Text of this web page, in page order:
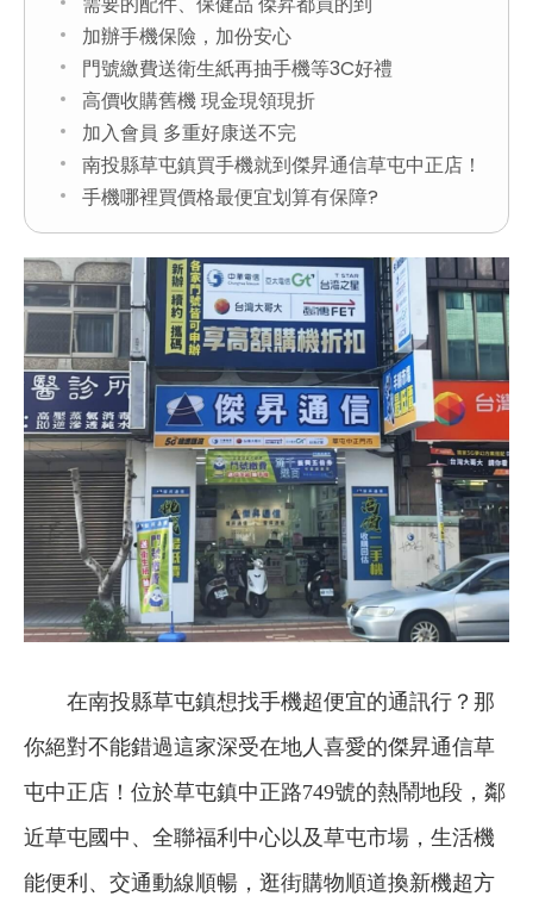
加辦手機保險，加份安心
門號繳費送衛生紙再抽手機等3C好禮
高價收購舊機 現金現領現折
加入會員 多重好康送不完
南投縣草屯鎮買手機就到傑昇通信草屯中正店！
手機哪裡買價格最便宜划算有保障?
在南投縣草屯鎮想找手機超便宜的通訊行？那
你絕對不能錯過這家深受在地人喜愛的傑昇通信草
屯中正店！位於草屯鎮中正路749號的熱鬧地段，鄰
近草屯國中、全聯福利中心以及草屯市場，生活機
能便利、交通動線順暢，逛街購物順道換新機超方